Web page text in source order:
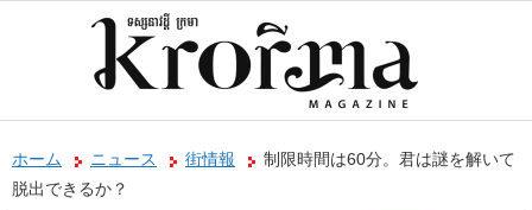
ホーム ニュース 街情報
制限時間は60分。君は謎を解いて
脱出できるか？